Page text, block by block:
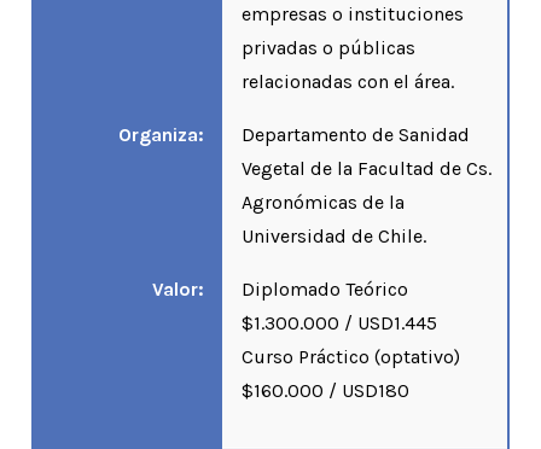
empresas o instituciones
privadas o públicas
relacionadas con el área.
Organiza:
Departamento de Sanidad
Vegetal de la Facultad de Cs.
Agronómicas de la
Universidad de Chile.
Valor:
Diplomado Teórico
$1.300.000 / USD1.445
Curso Práctico (optativo)
$160.000 / USD180